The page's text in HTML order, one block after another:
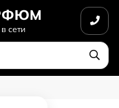
сети